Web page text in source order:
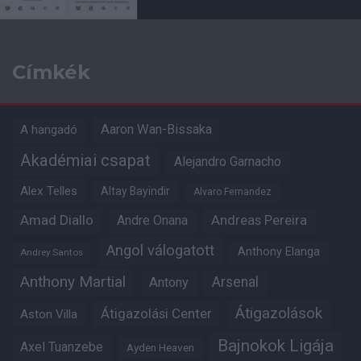
Címkék
A hangadó Aaron Wan-Bissaka
Akadémiai csapat Alejandro Garnacho
Alex Telles Altay Bayindir Alvaro Fernandez
Amad Diallo Andre Onana Andreas Pereira
Andrey Santos Angol válogatott Anthony Elanga
Anthony Martial Antony Arsenal
Aston Villa Átigazolási Center Átigazolások
Axel Tuanzebe Ayden Heaven Bajnokok Ligája